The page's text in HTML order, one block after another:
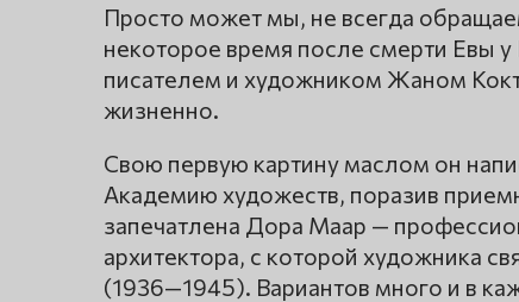
Просто может мы, не всегда
некоторое время после смерти Евы у
писателем и художником Жаном
жизненно.
Свою первую картину маслом он
Академию художеств, поразив
запечатлена Дора Маар —
архитектора, с которой художника
(1936—1945). Вариантов много и в